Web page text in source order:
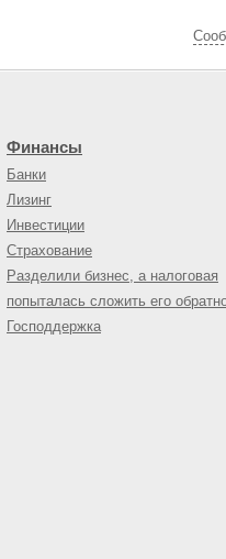
Финансы
Банки
Лизинг
Инвестиции
Страхование
Разделили бизнес, а налоговая
попыталась сложить его
Господдержка